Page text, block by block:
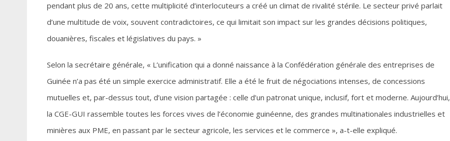
pendant plus de 20 ans, cette multiplicité d’interlocuteurs a créé un climat de rivalité stérile. Le secteur privé parlait
d’une multitude de voix, souvent contradictoires, ce qui limitait son impact sur les grandes décisions politiques,
douanières, fiscales et législatives du pays. »
Selon la secrétaire générale, « L’unification qui a donné naissance à la Confédération générale des entreprises de
Guinée n’a pas été un simple exercice administratif. Elle a été le fruit de négociations intenses, de concessions
mutuelles et, par-dessus tout, d’une vision partagée : celle d’un patronat unique, inclusif, fort et moderne. Aujourd’hui,
la CGE-GUI rassemble toutes les forces vives de l’économie guinéenne, des grandes multinationales industrielles et
minières aux PME, en passant par le secteur agricole, les services et le commerce », a-t-elle expliqué.